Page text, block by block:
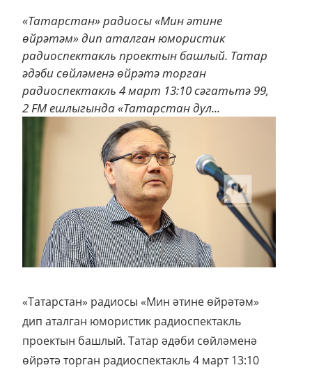
«Татарстан» радиосы «Мин әтине
өйрәтәм» дип аталган юмористик
радиоспектакль проектын башлый. Татар
әдәби сөйләменә өйрәтә торган
радиоспектакль 4 март 13:10 сәгатьтә 99,
2 FM ешлыгында «Татарстан дул...
«Татарстан» радиосы «Мин әтине өйрәтәм»
дип аталган юмористик радиоспектакль
проектын башлый. Татар әдәби сөйләменә
өйрәтә торган радиоспектакль 4 март 13:10